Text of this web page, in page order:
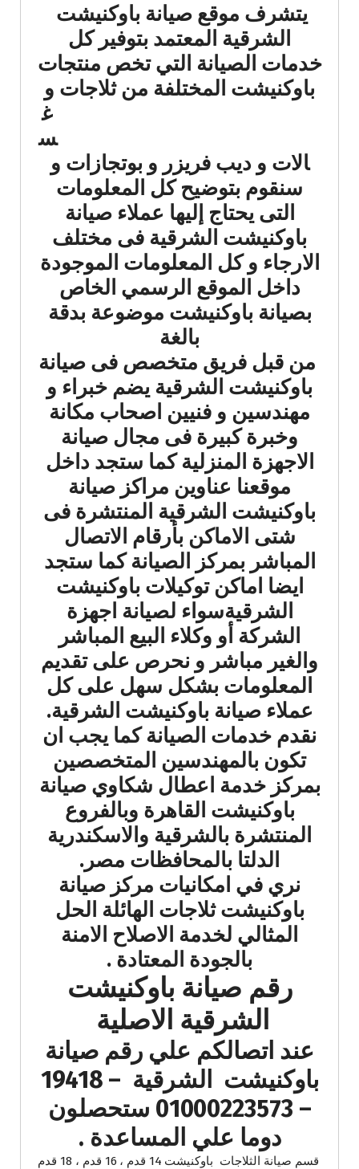
يتشرف موقع صيانة باوكنيشت
الشرقية المعتمد بتوفير كل
خدمات الصيانة التي تخص منتجات
باوكنيشت المختلفة من ثلاجات و
غ
س
الات و ديب فريزر و بوتجازات و
سنقوم بتوضيح كل المعلومات
التى يحتاج إليها عملاء صيانة
باوكنيشت الشرقية فى مختلف
الارجاء و كل المعلومات الموجودة
داخل الموقع الرسمي الخاص
بصيانة باوكنيشت موضوعة بدقة
بالغة
من قبل فريق متخصص فى صيانة
باوكنيشت الشرقية يضم خبراء و
مهندسين و فنيين اصحاب مكانة
وخبرة كبيرة فى مجال صيانة
الاجهزة المنزلية كما ستجد داخل
موقعنا عناوين مراكز صيانة
باوكنيشت الشرقية المنتشرة فى
شتى الاماكن بأرقام الاتصال
المباشر بمركز الصيانة كما ستجد
ايضا اماكن توكيلات باوكنيشت
الشرقيةسواء لصيانة اجهزة
الشركة أو وكلاء البيع المباشر
والغير مباشر و نحرص على تقديم
المعلومات بشكل سهل على كل
عملاء صيانة باوكنيشت الشرقية.
نقدم خدمات الصيانة كما يجب ان
تكون بالمهندسين المتخصصين
بمركز خدمة اعطال شكاوي صيانة
باوكنيشت القاهرة وبالفروع
المنتشرة بالشرقية والاسكندرية
الدلتا بالمحافظات مصر.
نري في امكانيات مركز صيانة
باوكنيشت ثلاجات الهائلة الحل
المثالي لخدمة الاصلاح الامنة
بالجودة المعتادة .
رقم صيانة باوكنيشت
الشرقية الاصلية
عند اتصالكم علي رقم صيانة
باوكنيشت الشرقية – 19418
– 01000223573 ستحصلون
دوما علي المساعدة .
قسم صيانة الثلاجات باوكنيشت 14 قدم ، 16 قدم ، 18 قدم